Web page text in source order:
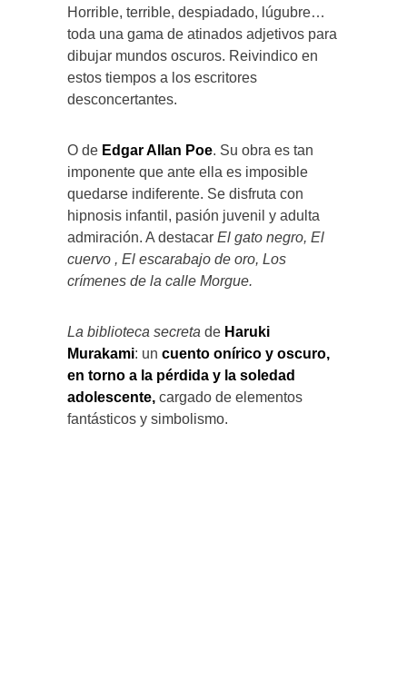
Horrible, terrible, despiadado, lúgubre…
toda una gama de atinados adjetivos para
dibujar mundos oscuros. Reivindico en
estos tiempos a los escritores
desconcertantes.
O de Edgar Allan Poe. Su obra es tan
imponente que ante ella es imposible
quedarse indiferente. Se disfruta con
hipnosis infantil, pasión juvenil y adulta
admiración. A destacar El gato negro, El
cuervo , El escarabajo de oro, Los
crímenes de la calle Morgue.
La biblioteca secreta de Haruki
Murakami: un cuento onírico y oscuro,
en torno a la pérdida y la soledad
adolescente, cargado de elementos
fantásticos y simbolismo.